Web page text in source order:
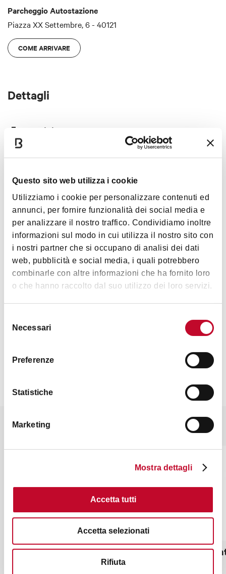
Questo sito web utilizza i cookie
Utilizziamo i cookie per personalizzare contenuti ed
annunci, per fornire funzionalità dei social media e
per analizzare il nostro traffico. Condividiamo inoltre
informazioni sul modo in cui utilizza il nostro sito con
i nostri partner che si occupano di analisi dei dati
web, pubblicità e social media, i quali potrebbero
combinarle con altre informazioni che ha fornito loro
o che hanno raccolto dal suo utilizzo dei loro servizi.
delNecessari
Preferenze
Statistiche
Marketing
Mostra dettagli
Accetta tutti
Accetta selezionati
Rifiuta
Parcheggio Autostazione
Piazza XX Settembre, 6 - 40121
COME ARRIVARE
Dettagli
Servizi
n° posti: 303
Altezza massima accesso veicoli: 2,20 mt
Ben collegato alle rete di trasporto pubblico per consentire
agli utenti di parcheggiare l'auto e prendere il bus: linee 11,
27, 36, 37, 61, 68, 87, 88, 92, 95, 97, 98, A
Mostra altro
Orari
tutti i giorni 24 ore su 24 a pagamento - si accettano carte
di credito
Contatti
Potrebbe interessarti anche
Bologna Welcome - Infopoint Piazza
ZTL